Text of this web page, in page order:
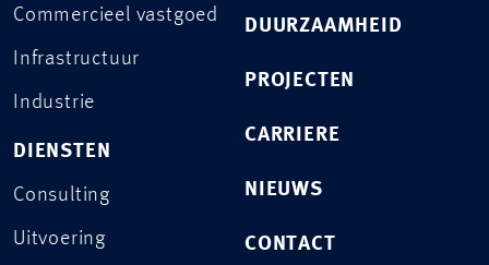
Commercieel vastgoed
Infrastructuur
Industrie
DIENSTEN
Consulting
Uitvoering
DUURZAAMHEID
PROJECTEN
CARRIERE
NIEUWS
CONTACT